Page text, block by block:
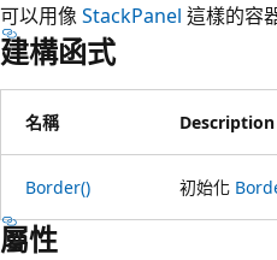
可以用像StackPanel 這樣的容
建構函式
名稱 Description
Border() 初始化
屬性